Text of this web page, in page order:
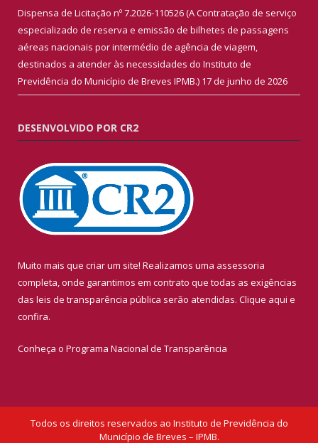
Dispensa de Licitação nº 7.2026-110526 (A Contratação de serviço
especializado de reserva e emissão de bilhetes de passagens
aéreas nacionais por intermédio de agência de viagem,
destinados a atender às necessidades do Instituto de
Previdência do Município de Breves IPMB.) 17 de junho de 2026
DESENVOLVIDO POR CR2
Muito mais que criar um site! Realizamos uma assessoria
completa, onde garantimos em contrato que todas as exigências
das leis de transparência pública serão atendidas. Clique aqui e
confira.
Conheça o Programa Nacional de Transparência
Todos os direitos reservados ao Instituto de Previdência do
Município de Breves – IPMB.